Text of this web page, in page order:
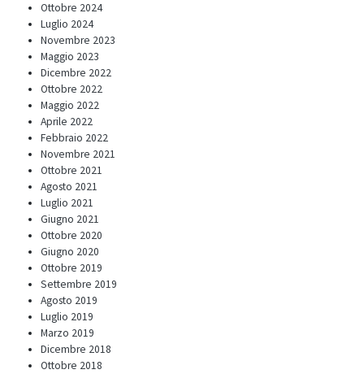
Ottobre 2024
Luglio 2024
Novembre 2023
Maggio 2023
Dicembre 2022
Ottobre 2022
Maggio 2022
Aprile 2022
Febbraio 2022
Novembre 2021
Ottobre 2021
Agosto 2021
Luglio 2021
Giugno 2021
Ottobre 2020
Giugno 2020
Ottobre 2019
Settembre 2019
Agosto 2019
Luglio 2019
Marzo 2019
Dicembre 2018
Ottobre 2018